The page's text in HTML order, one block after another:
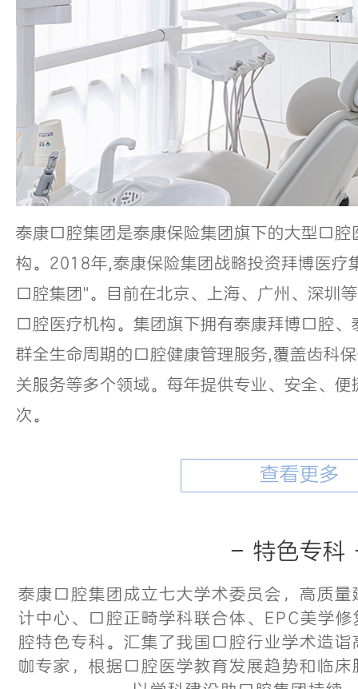
泰康口腔集团是泰康保险集团旗下的大型口
构。2018年,泰康保险集团战略投资拜博医疗
口腔集团"。目前在北京、上海、广州、深圳
口腔医疗机构。集团旗下拥有泰康拜博口腔
群全生命周期的口腔健康管理服务,覆盖齿科
关服务等多个领域。每年提供专业、安全、
次。
查看更多
- 特色专
泰康口腔集团成立七大学术委员会，高质
计中心、口腔正畸学科联合体、EPC美学
腔特色专科。汇集了我国口腔行业学术造
咖专家，根据口腔医学教育发展趋势和临